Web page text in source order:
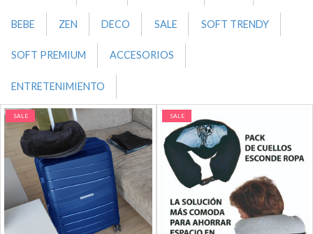
BEBE ZEN DECO SALE SOFT TRENDY
SOFT PREMIUM ACCESORIOS
ENTRETENIMIENTO
SALE SALE